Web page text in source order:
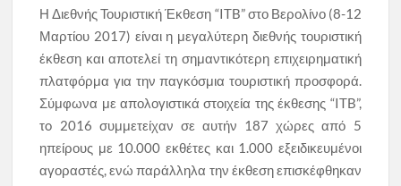
Η Διεθνής Τουριστική Έκθεση “ITB” στο Βερολίνο (8-12
Μαρτίου 2017) είναι η μεγαλύτερη διεθνής τουριστική
έκθεση και αποτελεί τη σημαντικότερη επιχειρηματική
πλατφόρμα για την παγκόσμια τουριστική προσφορά.
Σύμφωνα με απολογιστικά στοιχεία της έκθεσης “ITB”,
τo 2016 συμμετείχαν σε αυτήν 187 χώρες από 5
ηπείρους με 10.000 εκθέτες και 1.000 εξειδικευμένοι
αγοραστές, ενώ παράλληλα την έκθεση επισκέφθηκαν